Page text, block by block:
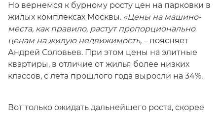
Но вернемся к бурному росту цен на парковки в
жилых комплексах Москвы. «Цены на машино-
места, как правило, растут пропорционально
ценам на жилую недвижимость, –поясняет
Андрей Соловьев. При этом цены на элитные
квартиры, в отличие от жилья более низких
классов, с лета прошлого года выросли на 34%.
Вот только ожидать дальнейшего роста, скорее